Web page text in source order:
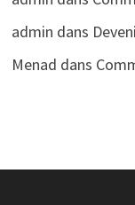
admin dans
Menad dans